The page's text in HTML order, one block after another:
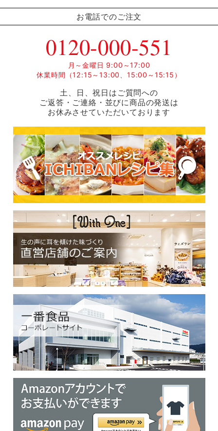
お電話でのご注文
0120-000-551
月～金曜日 9:00～17:00
休業時間（12:15～13:00、15:00～15:15）
土、日、祝日はご質問への
ご返答・ご連絡・並びに商品の発送は
お休みさせていただいております